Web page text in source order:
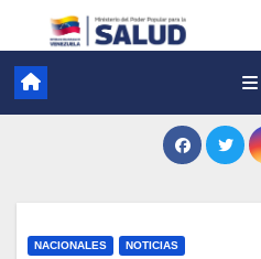
NACIONALES NOTICIAS